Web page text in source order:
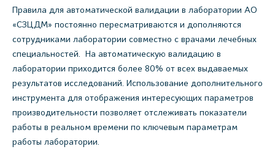
Правила для автоматической валидации в лаборатории АО
«СЗЦДМ» постоянно пересматриваются и дополняются
сотрудниками лаборатории совместно с врачами лечебных
специальностей. На автоматическую валидацию в
лаборатории приходится более 80% от всех выдаваемых
результатов исследований. Использование дополнительного
инструмента для отображения интересующих параметров
производительности позволяет отслеживать показатели
работы в реальном времени по ключевым параметрам
работы лаборатории.